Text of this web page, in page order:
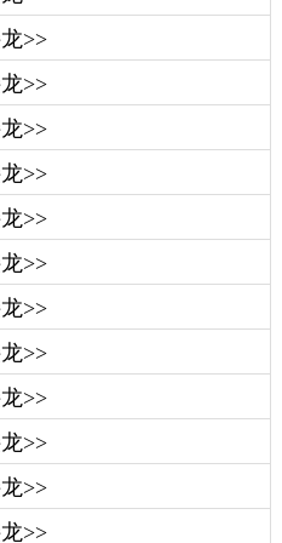
>>
>>
>>
>>
>>
>>
>>
>>
>>
>>
>>
>>